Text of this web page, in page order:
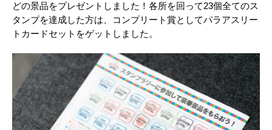
どの景品をプレゼントしました！各所を回って23個全てのス
タンプを達成した方は、コンプリート賞としてパラアスリー
トカードセットをゲットしました。